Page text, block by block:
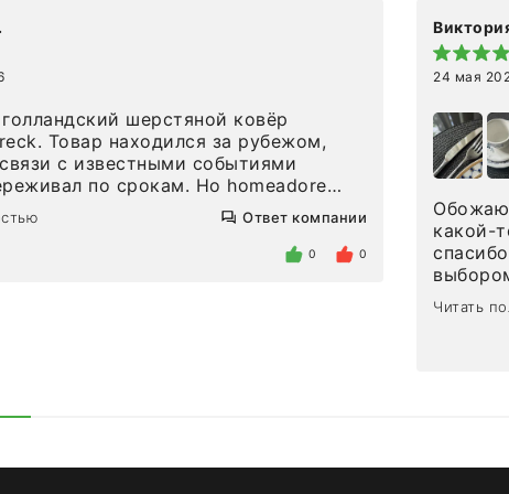
шерстяной ковёр
Товар находился за рубежом,
с известными событиями
по срокам. Но homeadore
в определенное в договоре
хочу отметить
ровно так, как хотел. Ещё
благодарность сотрудникам
Ответ компании
0 0
24 мая
Обожаю
какой-
Читать